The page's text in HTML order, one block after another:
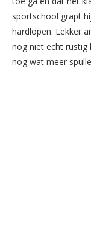
sportschool grapt
hardlopen. Lekker
nog niet echt rustig
nog wat meer